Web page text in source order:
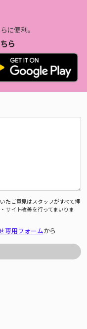
に便利。
ら
たご意見はスタッフがすべて拝
サイト改善を行ってまいりま
専用フォームから